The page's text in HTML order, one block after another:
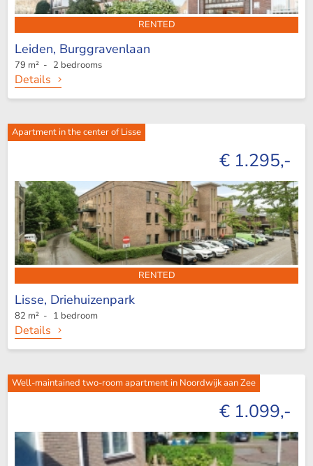
RENTED
Leiden, Burggravenlaan
79 m² - 2 bedrooms
Details
Apartment in the center of Lisse
€ 1.295,-
RENTED
Lisse, Driehuizenpark
82 m² - 1 bedroom
Details
Well-maintained two-room apartment in Noordwijk aan Zee
€ 1.099,-